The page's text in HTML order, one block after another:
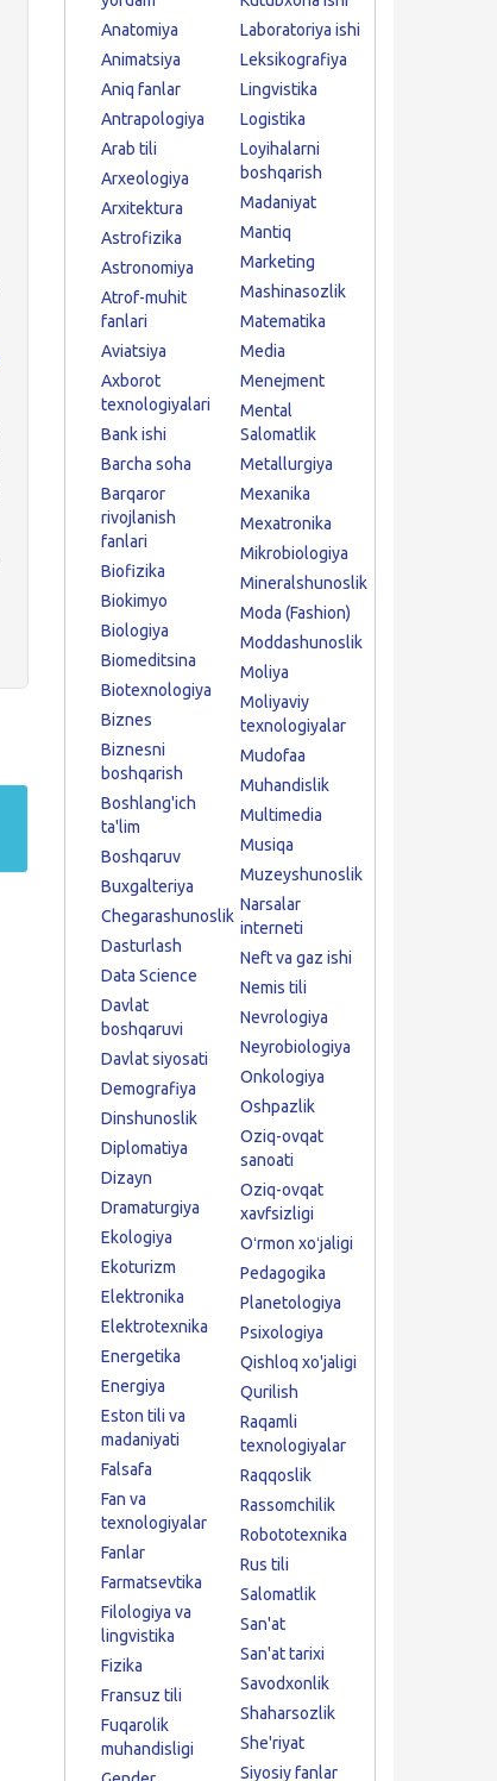
Anatomiya
Animatsiya
Aniq fanlar
Antrapologiya
Arab tili
Arxeologiya
Arxitektura
Astrofizika
Astronomiya
Atrof-muhit
fanlari
Aviatsiya
Axborot
texnologiyalari
Bank ishi
Barcha soha
Barqaror
rivojlanish
fanlari
Biofizika
Biokimyo
Biologiya
Biomeditsina
Biotexnologiya
Biznes
Biznesni
boshqarish
Boshlang'ich
ta'lim
Boshqaruv
Buxgalteriya
Chegarashunoslik
Dasturlash
Data Science
Davlat
boshqaruvi
Davlat siyosati
Demografiya
Dinshunoslik
Diplomatiya
Dizayn
Dramaturgiya
Ekologiya
Ekoturizm
Elektronika
Elektrotexnika
Energetika
Energiya
Eston tili va
madaniyati
Falsafa
Fan va
texnologiyalar
Fanlar
Farmatsevtika
Filologiya va
lingvistika
Fizika
Fransuz tili
Fuqarolik
muhandisligi
Laboratoriya ishi
Leksikografiya
Lingvistika
Logistika
Loyihalarni
boshqarish
Madaniyat
Mantiq
Marketing
Mashinasozlik
Matematika
Media
Menejment
Mental
Salomatlik
Metallurgiya
Mexanika
Mexatronika
Mikrobiologiya
Mineralshunoslik
Moda (Fashion)
Moddashunoslik
Moliya
Moliyaviy
texnologiyalar
Mudofaa
Muhandislik
Multimedia
Musiqa
Muzeyshunoslik
Narsalar
interneti
Neft va gaz ishi
Nemis tili
Nevrologiya
Neyrobiologiya
Onkologiya
Oshpazlik
Oziq-ovqat
sanoati
Oziq-ovqat
xavfsizligi
Oʻrmon xoʻjaligi
Pedagogika
Planetologiya
Psixologiya
Qishloq xo'jaligi
Qurilish
Raqamli
texnologiyalar
Raqqoslik
Rassomchilik
Robototexnika
Rus tili
Salomatlik
San'at
San'at tarixi
Savodxonlik
Shaharsozlik
She'riyat
Siyosiy fanlar